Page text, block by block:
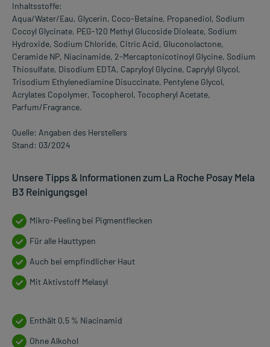
Inhaltsstoffe:
Aqua/Water/Eau, Glycerin, Coco-Betaine, Propanediol, Sodium
Cocoyl Glycinate, PEG-120 Methyl Glucoside Dioleate, Sodium
Hydroxide, Sodium Chloride, Citric Acid, Gluconolactone,
Ceramide NP, Niacinamide, 2-Mercaptonicotinoyl Glycine, Sodium
Thiosulfate, Disodium EDTA, Capryloyl Glycine, Caprylyl Glycol,
Trisodium Ethylenediamine Disuccinate, Pentylene Glycol,
Acrylates Copolymer, Tocopherol, Tocopheryl Acetate,
Parfum/Fragrance.
Quelle: Angaben des Herstellers
Stand: 03/2024
Unsere Tipps & Informationen zum La Roche Posay Mela
B3 Reinigungsgel
Mikro-Peeling bei Pigmentflecken
Für alle Hauttypen
Auch bei empfindlicher Haut
Mit Aktivstoff Melasyl
Enthält 0,5 % Niacinamid
Ohne Alkohol